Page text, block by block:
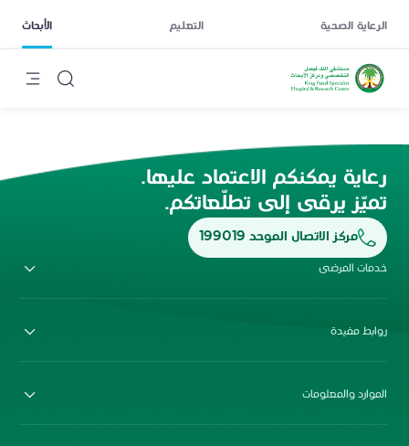
الرعاية الصحية التعليم الأبحاث
رعاية يمكنكم الاعتماد عليها.
تميّز يرقى إلى تطلّعاتكم.
مركز الاتصال الموحد 199019
خدمات المرضى
روابط مفيدة
الموارد والمعلومات